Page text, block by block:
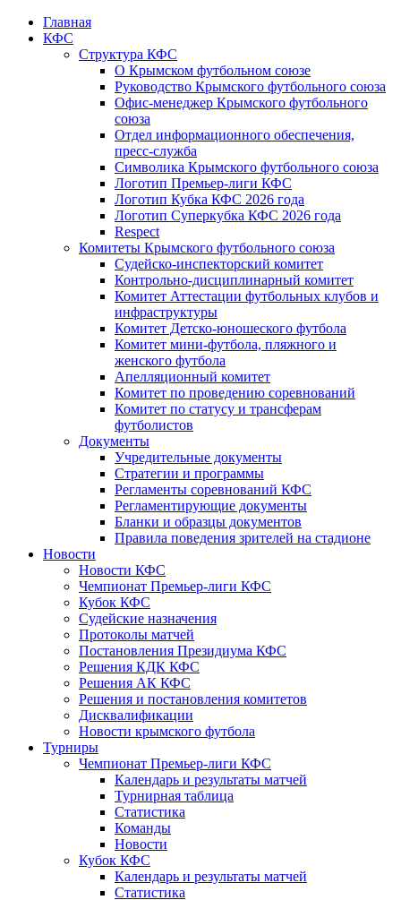
Главная
КФС
Структура КФС
О Крымском футбольном союзе
Руководство Крымского футбольного союза
Офис-менеджер Крымского футбольного
союза
Отдел информационного обеспечения,
пресс-служба
Символика Крымского футбольного союза
Логотип Премьер-лиги КФС
Логотип Кубка КФС 2026 года
Логотип Суперкубка КФС 2026 года
Respect
Комитеты Крымского футбольного союза
Судейско-инспекторский комитет
Контрольно-дисциплинарный комитет
Комитет Аттестации футбольных клубов и
инфраструктуры
Комитет Детско-юношеского футбола
Комитет мини-футбола, пляжного и
женского футбола
Апелляционный комитет
Комитет по проведению соревнований
Комитет по статусу и трансферам
футболистов
Документы
Учредительные документы
Стратегии и программы
Регламенты соревнований КФС
Регламентирующие документы
Бланки и образцы документов
Правила поведения зрителей на стадионе
Новости
Новости КФС
Чемпионат Премьер-лиги КФС
Кубок КФС
Судейские назначения
Протоколы матчей
Постановления Президиума КФС
Решения КДК КФС
Решения АК КФС
Решения и постановления комитетов
Дисквалификации
Новости крымского футбола
Турниры
Чемпионат Премьер-лиги КФС
Календарь и результаты матчей
Турнирная таблица
Статистика
Команды
Новости
Кубок КФС
Календарь и результаты матчей
Статистика